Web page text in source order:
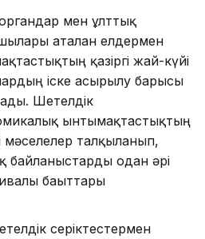
мен ұлттық
аталған елдермен
қазіргі жай-күйі
іске асырылу барысы
Шетелдік
ынтымақтастықтың
мәселелер талқыланып,
байланыстарды одан әрі
бағыттары
серіктестермен